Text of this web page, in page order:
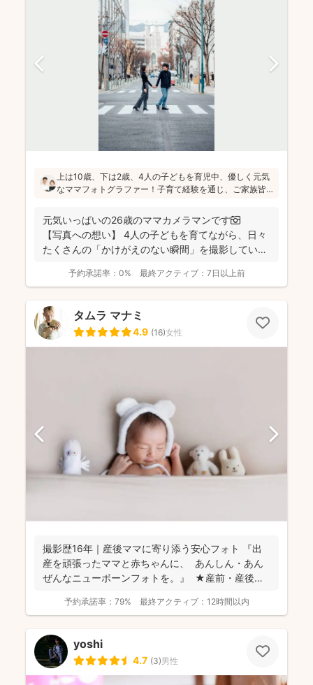
上は10歳、下は2歳、4人の子どもを育児中、優しく元気
なママフォトグラファー！子育て経験を通じ、ご家族皆
ちを大切にしています！お子さんに無理がないよう、お
喋りしながら楽しく撮影していきます(^^)
元気いっぱいの26歳のママカメラマンです📷
【写真への想い】 4人の子どもを育てながら、日々
たくさんの「かけがえのない瞬間」を撮影してい
予約承諾率： 0% 最終アクティブ： 7日以上前
タムラ マナミ
4.9 (16)女性
撮影歴16年｜産後ママに寄り添う安心フォト 『出
産を頑張ったママと赤ちゃんに、 あんしん・あん
ぜんなニューボーンフォトを。』 ★産前・産後
予約承諾率： 79% 最終アクティブ： 12時間以内
yoshi
4.7 (3)男性